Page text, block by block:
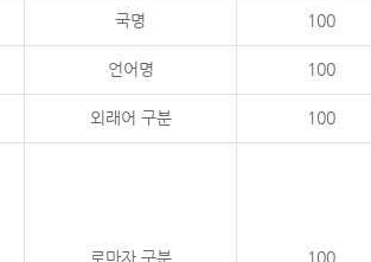
국명 100
언어명 100
외래어 구분 100
로마자 구분 100